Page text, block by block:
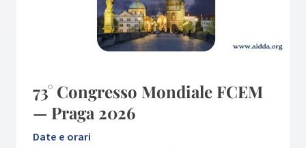
73° Congresso Mondiale FCEM
— Praga 2026
Date e orari